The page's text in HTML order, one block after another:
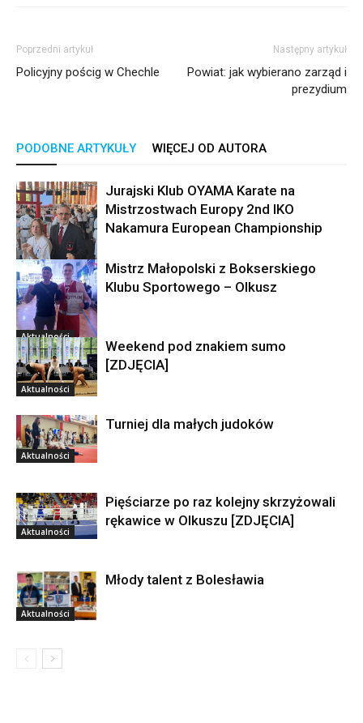
Poprzedni artykuł
Policyjny pościg w Chechle
Następny artykuł
Powiat: jak wybierano zarząd i
prezydium
PODOBNE ARTYKUŁY WIĘCEJ OD AUTORA
Aktualności
Jurajski Klub OYAMA Karate na
Mistrzostwach Europy 2nd IKO
Nakamura European Championship
Aktualności
Mistrz Małopolski z Bokserskiego
Klubu Sportowego – Olkusz
Aktualności
Weekend pod znakiem sumo
[ZDJĘCIA]
Aktualności
Turniej dla małych judoków
Aktualności
Pięściarze po raz kolejny skrzyżowali
rękawice w Olkuszu [ZDJĘCIA]
Aktualności
Młody talent z Bolesławia